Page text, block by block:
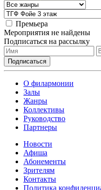
Премьера
Мероприятия не найдены
Подписаться на рассылку
О филармонии
Залы
Жанры
Коллективы
Руководство
Партнеры
Новости
Афиша
Абонементы
Зрителям
Контакты
Политика